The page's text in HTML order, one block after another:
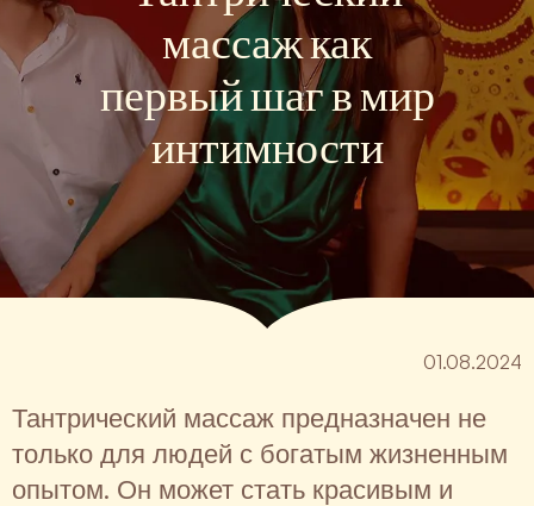
массаж как
первый шаг в мир
интимности
01.08.2024
Тантрический массаж предназначен не
только для людей с богатым жизненным
опытом. Он может стать красивым и